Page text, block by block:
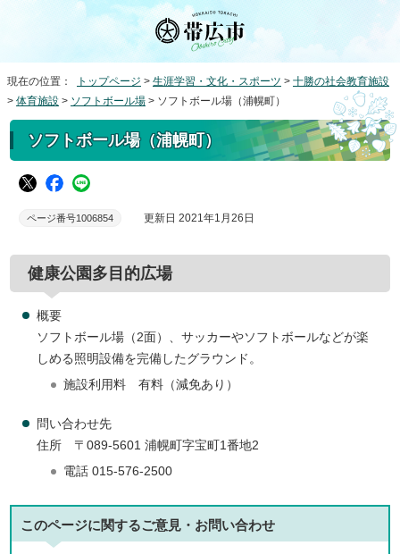
現在の位置： トップページ > 生涯学習・文化・スポーツ > 十勝の社会教育施設
> 体育施設 > ソフトボール場 > ソフトボール場（浦幌町）
ソフトボール場（浦幌町）
ページ番号1006854 更新日 2021年1月26日
健康公園多目的広場
概要
ソフトボール場（2面）、サッカーやソフトボールなどが楽
しめる照明設備を完備したグラウンド。
施設利用料 有料（減免あり）
問い合わせ先
住所 〒089-5601 浦幌町字宝町1番地2
電話 015-576-2500
このページに関するご意見・お問い合わせ